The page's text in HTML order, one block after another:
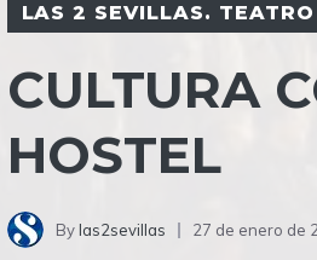
LAS 2 SEVILLAS. TEATRO
CULTURA
HOSTEL
Bylas2sevillas 27 de enero de